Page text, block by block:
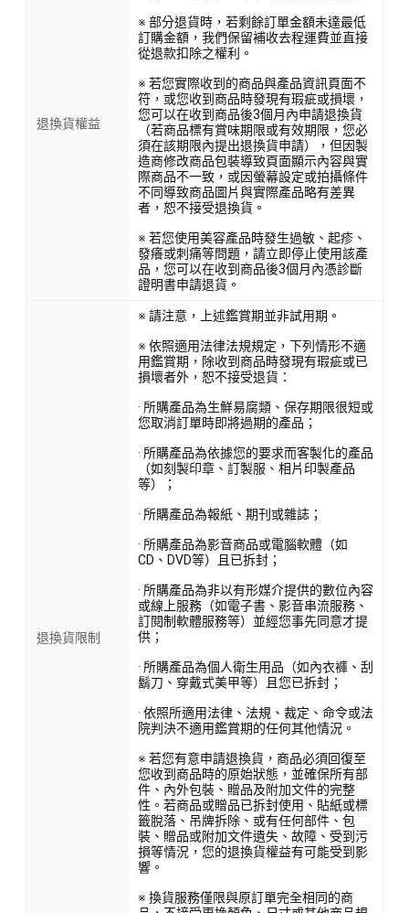
退換貨權益
※ 部分退貨時，若剩餘訂單金額未達最低
訂購金額，我們保留補收去程運費並直接
從退款扣除之權利。
※ 若您實際收到的商品與產品資訊頁面不
符，或您收到商品時發現有瑕疵或損壞，
您可以在收到商品後3個月內申請退換貨
（若商品標有賞味期限或有效期限，您必
須在該期限內提出退換貨申請），但因製
造商修改商品包裝導致頁面顯示內容與實
際商品不一致，或因螢幕設定或拍攝條件
不同導致商品圖片與實際產品略有差異
者，恕不接受退換貨。
※ 若您使用美容產品時發生過敏、起疹、
發癢或刺痛等問題，請立即停止使用該產
品，您可以在收到商品後3個月內憑診斷
證明書申請退貨。
退換貨限制
※ 請注意，上述鑑賞期並非試用期。
※ 依照適用法律法規規定，下列情形不適
用鑑賞期，除收到商品時發現有瑕疵或已
損壞者外，恕不接受退貨：
· 所購產品為生鮮易腐類、保存期限很短或
您取消訂單時即將過期的產品；
· 所購產品為依據您的要求而客製化的產品
（如刻製印章、訂製服、相片印製產品
等）；
· 所購產品為報紙、期刊或雜誌；
· 所購產品為影音商品或電腦軟體（如
CD、DVD等）且已拆封；
· 所購產品為非以有形媒介提供的數位內容
或線上服務（如電子書、影音串流服務、
訂閱制軟體服務等）並經您事先同意才提
供；
· 所購產品為個人衛生用品（如內衣褲、刮
鬍刀、穿戴式美甲等）且您已拆封；
· 依照所適用法律、法規、裁定、命令或法
院判決不適用鑑賞期的任何其他情況。
※ 若您有意申請退換貨，商品必須回復至
您收到商品時的原始狀態，並確保所有部
件、內外包裝、贈品及附加文件的完整
性。若商品或贈品已拆封使用、貼紙或標
籤脫落、吊牌拆除、或有任何部件、包
裝、贈品或附加文件遺失、故障、受到污
損等情況，您的退換貨權益有可能受到影
響。
※ 換貨服務僅限與原訂單完全相同的商